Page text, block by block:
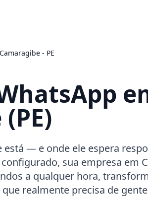
Camaragibe - PE
está — e onde ele espera
sua empresa em
a qualquer hora,
realmente precisa de